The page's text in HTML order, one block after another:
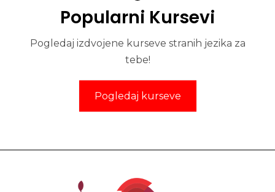
Popularni Kursevi
Pogledaj izdvojene kurseve stranih jezika za
tebe!
Pogledaj kurseve